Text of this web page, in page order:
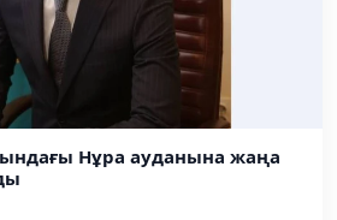
Нұра ауданына жаңа